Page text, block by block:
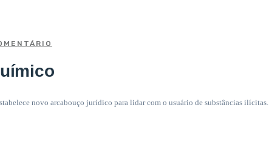
novo arcabouço jurídico para lidar com o usuário de substâncias ilícitas.